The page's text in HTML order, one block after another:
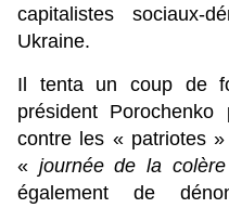
capitalistes sociaux-
Ukraine.
Il tenta un coup de
président
contre les « patriotes
« journée de la colère
également de